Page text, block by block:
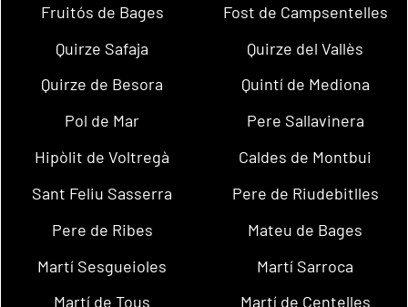
Fruitós de Bages
Fost de Campsentelles
Quirze Safaja
Quirze del Vallès
Quirze de Besora
Quintí de Mediona
Pol de Mar
Pere Sallavinera
Hipòlit de Voltregà
Caldes de Montbui
Sant Feliu Sasserra
Pere de Riudebitlles
Pere de Ribes
Mateu de Bages
Martí Sesgueioles
Martí Sarroca
Martí de Tous
Martí de Centelles